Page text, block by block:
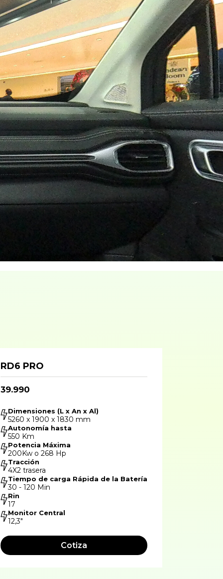
RD6 PRO
39.990
Dimensiones (L x An x Al)
5260 x 1900 x 1830 mm
Autonomía hasta
550 Km
Potencia Máxima
200Kw o 268 Hp
Tracción
4X2 trasera
Tiempo de carga Rápida de la Batería
30 - 120 Min
Rin
17
Monitor Central
12,3"
Cotiza